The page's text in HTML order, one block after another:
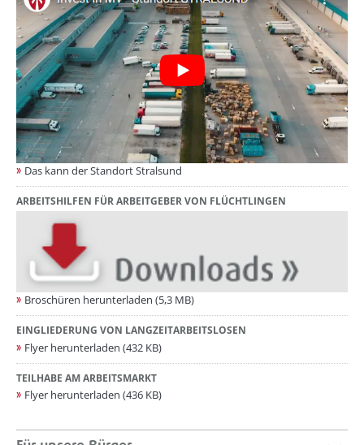
Das kann der Standort Stralsund
ARBEITSHILFEN FÜR ARBEITGEBER VON FLÜCHTLINGEN
Broschüren herunterladen (5,3 MB)
EINGLIEDERUNG VON LANGZEITARBEITSLOSEN
Flyer herunterladen (432 KB)
TEILHABE AM ARBEITSMARKT
Flyer herunterladen (436 KB)